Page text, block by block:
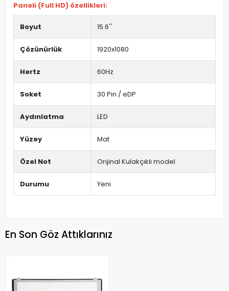
Paneli (Full HD) özellikleri:
Boyut 15.6''
Çözünürlük 1920x1080
Hertz 60Hz
Soket 30 Pin / eDP
Aydınlatma LED
Yüzey Mat
Özel Not Orijinal Kulakçıklı model
Durumu Yeni
En Son Göz Attıklarınız